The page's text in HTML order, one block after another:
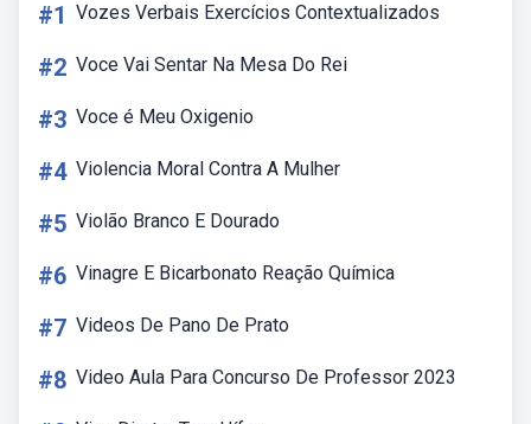
#1 Vozes Verbais Exercícios Contextualizados
#2 Voce Vai Sentar Na Mesa Do Rei
#3 Voce é Meu Oxigenio
#4 Violencia Moral Contra A Mulher
#5 Violão Branco E Dourado
#6 Vinagre E Bicarbonato Reação Química
#7 Videos De Pano De Prato
#8 Video Aula Para Concurso De Professor 2023